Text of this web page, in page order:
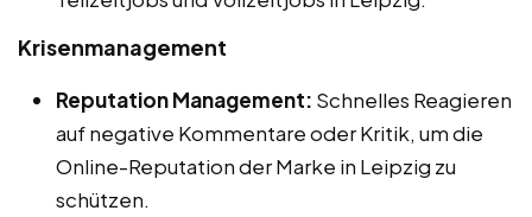
Krisenmanagement
Reputation Management: Schnelles Reagieren
auf negative Kommentare oder Kritik, um die
Online-Reputation der Marke in Leipzig zu
schützen.